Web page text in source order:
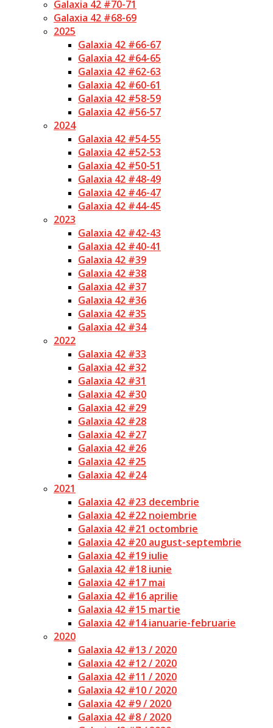
Galaxia 42 #70-71
Galaxia 42 #68-69
2025
Galaxia 42 #66-67
Galaxia 42 #64-65
Galaxia 42 #62-63
Galaxia 42 #60-61
Galaxia 42 #58-59
Galaxia 42 #56-57
2024
Galaxia 42 #54-55
Galaxia 42 #52-53
Galaxia 42 #50-51
Galaxia 42 #48-49
Galaxia 42 #46-47
Galaxia 42 #44-45
2023
Galaxia 42 #42-43
Galaxia 42 #40-41
Galaxia 42 #39
Galaxia 42 #38
Galaxia 42 #37
Galaxia 42 #36
Galaxia 42 #35
Galaxia 42 #34
2022
Galaxia 42 #33
Galaxia 42 #32
Galaxia 42 #31
Galaxia 42 #30
Galaxia 42 #29
Galaxia 42 #28
Galaxia 42 #27
Galaxia 42 #26
Galaxia 42 #25
Galaxia 42 #24
2021
Galaxia 42 #23 decembrie
Galaxia 42 #22 noiembrie
Galaxia 42 #21 octombrie
Galaxia 42 #20 august-septembrie
Galaxia 42 #19 iulie
Galaxia 42 #18 iunie
Galaxia 42 #17 mai
Galaxia 42 #16 aprilie
Galaxia 42 #15 martie
Galaxia 42 #14 ianuarie-februarie
2020
Galaxia 42 #13 / 2020
Galaxia 42 #12 / 2020
Galaxia 42 #11 / 2020
Galaxia 42 #10 / 2020
Galaxia 42 #9 / 2020
Galaxia 42 #8 / 2020